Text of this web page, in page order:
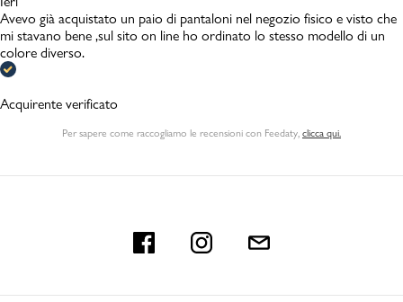
Avevo già acquistato un paio di pantaloni nel negozio fisico e visto che
mi stavano bene ,sul sito on line ho ordinato lo stesso modello di un
colore diverso.
Acquirente verificato
Per sapere come raccogliamo le recensioni con Feedaty clicca qui.